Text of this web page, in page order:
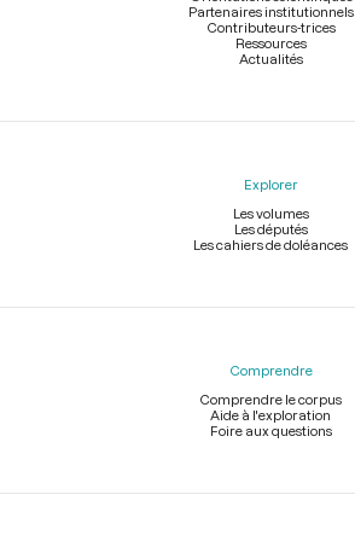
Partenaires institutionnels
Contributeurs-trices
Ressources
Actualités
Explorer
Les volumes
Les députés
Les cahiers de doléances
Comprendre
Comprendre le corpus
Aide à l'exploration
Foire aux questions